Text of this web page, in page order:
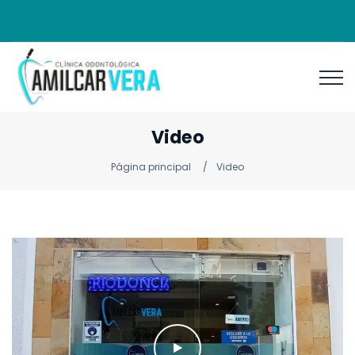
Video
Página principal Video